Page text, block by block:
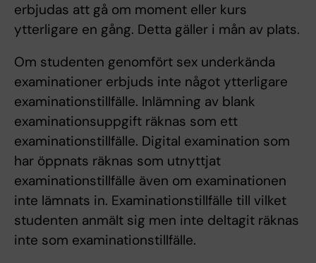
erbjudas att gå om moment eller kurs
ytterligare en gång. Detta gäller i mån av plats.
Om studenten genomfört sex underkända
examinationer erbjuds inte något ytterligare
examinationstillfälle. Inlämning av blank
examinationsuppgift räknas som ett
examinationstillfälle. Digital examination som
har öppnats räknas som utnyttjat
examinationstillfälle även om examinationen
inte lämnats in. Examinationstillfälle till vilket
studenten anmält sig men inte deltagit räknas
inte som examinationstillfälle.